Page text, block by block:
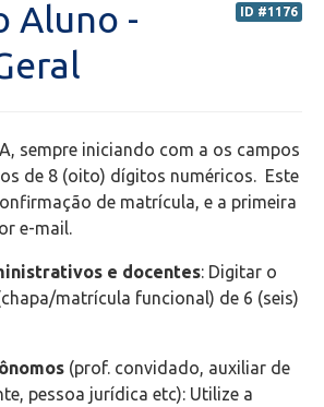
Escolar - SAE
ID #1176
Aluno -
sempre iniciando com a os campos
de 8 (oito) dígitos numéricos. Este
de matrícula, e a primeira
e-mail.
e docentes: Digitar o
matrícula funcional) de 6 (seis)
(prof. convidado, auxiliar de
pessoa jurídica etc): Utilize a